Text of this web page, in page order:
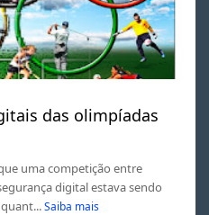
das olimpíadas
uma competição entre
digital estava sendo
Saiba mais